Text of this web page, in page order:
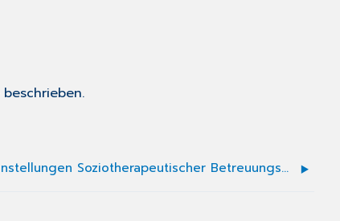
beschrieben.
Einstellungen Soziotherapeutischer Betreuungsplan